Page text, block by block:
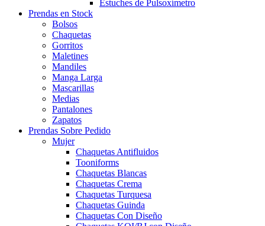
Estuches de Pulsoxímetro
Prendas en Stock
Bolsos
Chaquetas
Gorritos
Maletines
Mandiles
Manga Larga
Mascarillas
Medias
Pantalones
Zapatos
Prendas Sobre Pedido
Mujer
Chaquetas Antifluidos
Tooniforms
Chaquetas Blancas
Chaquetas Crema
Chaquetas Turquesa
Chaquetas Guinda
Chaquetas Con Diseño